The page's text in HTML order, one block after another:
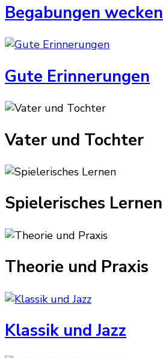
Begabungen wecken
Gute Erinnerungen
Vater und Tochter
Spielerisches Lernen
Theorie und Praxis
Klassik und Jazz